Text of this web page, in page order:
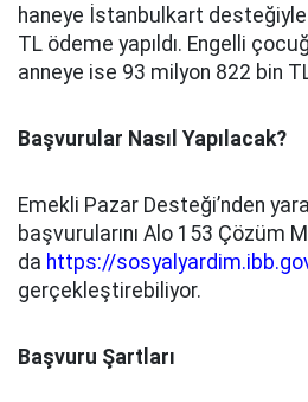
haneye İstanbulkart
TL ödeme yapıldı. Engelli
anneye ise 93 milyon 822 bin
Başvurular Nasıl Yapılacak?
Emekli Pazar Desteği’nden
başvurularını Alo 153 Çözüm
da https://
gerçekleştirebiliyor.
Başvuru Şartları